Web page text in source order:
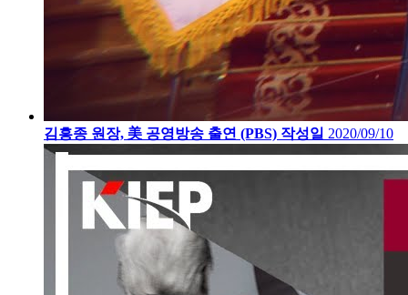
김흥종 원장, 美 공영방송 출연 (PBS) 작성일 2020/09/10